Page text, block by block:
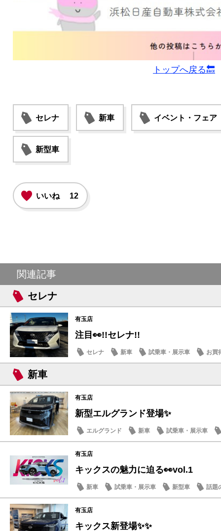
トップへ戻る🔙
セレナ 新車 イベント・フェア
新型車
いいね 12
関連記事
セレナ
有玉店
注目👀!!セレナ!!
セレナ 新車 試乗車・展示車 お買
新車
有玉店
新型エルグランド登場✨
エルグランド 新車 試乗車・展示車
有玉店
キックスの魅力に迫る👀vol.1
新車 試乗車・展示車 新型車 話題
有玉店
キックス新登場✨✨